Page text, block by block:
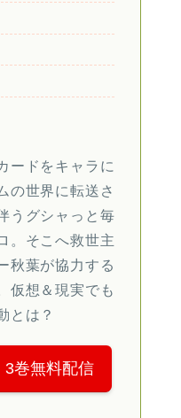
ードをキャラに
の世界に転送さ
うグシャっと毎
。そこへ救世主
秋葉が協力する
仮想＆現実でも
とは？
3巻無料配信